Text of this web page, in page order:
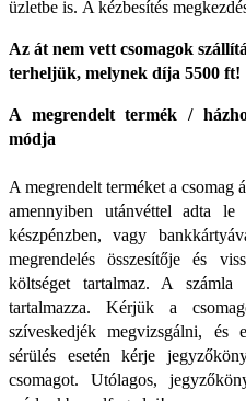
üzletbe is. A kézbesítés
Az át nem vett csomagok
terheljük, melynek díja 5500 ft!
A megrendelt termék /
módja
A megrendelt terméket a
amennyiben utánvéttel adta
készpénzben, vagy
megrendelés összesítője és
költséget tartalmaz. A
tartalmazza. Kérjük a
szíveskedjék megvizsgálni, és
sérülés esetén kérje
csomagot. Utólagos,